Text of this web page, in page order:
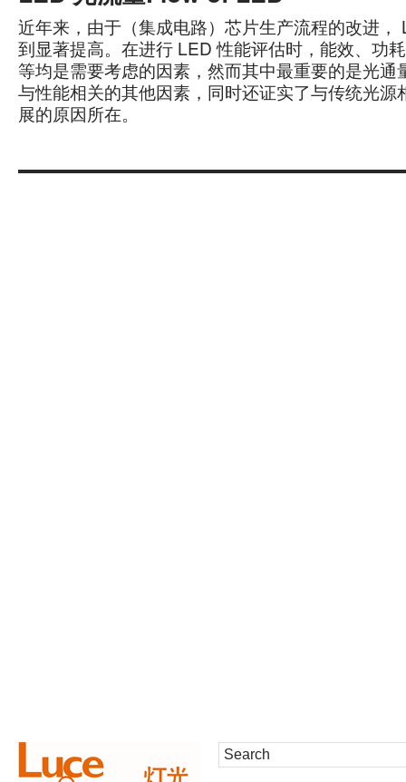
近年来，由于（集成电路）芯片生产流程的改进，
到显著提高。在进行 LED 性能评估时，能效、功
等均是需要考虑的因素，然而其中最重要的是光通
与性能相关的其他因素，同时还证实了与传统光源
展的原因所在。